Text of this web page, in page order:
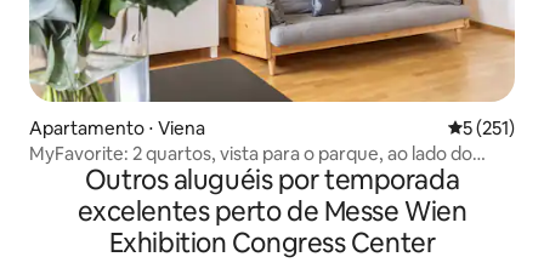
Apartamento ⋅ Viena 5 de uma
5 (251)
MyFavorite: 2 quartos, vista para o parque, ao lado do
metrô, ar condicionado
Outros aluguéis por temporada
excelentes perto de Messe Wien
Exhibition Congress Center